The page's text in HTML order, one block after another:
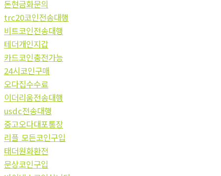
돈현금화문의
trc20코인전송대행
비트코인전송대행
테더개인지갑
카드코인충전가능
24시코인구매
오다집수수료
이더리움전송대행
usdc전송대행
중고오다대포통장
리플 모든코인구입
태더원화환전
문상코인구입